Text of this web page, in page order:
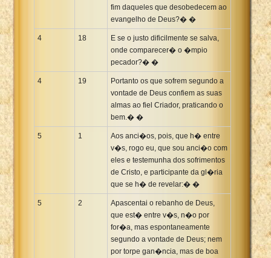
fim daqueles que desobedecem ao
evangelho de Deus?� �
4 18
E se o justo dificilmente se salva,
onde comparecer� o �mpio
pecador?� �
4 19
Portanto os que sofrem segundo a
vontade de Deus confiem as suas
almas ao fiel Criador, praticando o
bem.� �
5 1
Aos anci�os, pois, que h� entre
v�s, rogo eu, que sou anci�o com
eles e testemunha dos sofrimentos
de Cristo, e participante da gl�ria
que se h� de revelar:� �
5 2
Apascentai o rebanho de Deus,
que est� entre v�s, n�o por
for�a, mas espontaneamente
segundo a vontade de Deus; nem
por torpe gan�ncia, mas de boa